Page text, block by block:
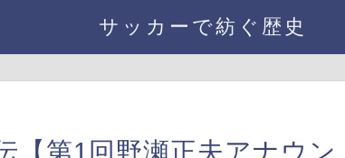
サッカーで紡ぐ歴史
【第1回野瀬正夫アナウン